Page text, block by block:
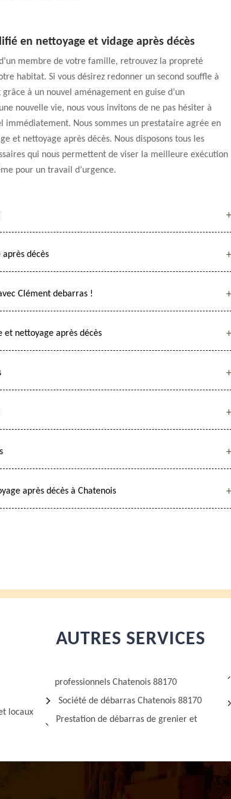
en nettoyage et vidage après décès
membre de votre famille, retrouvez la propreté
habitat. Si vous désirez redonner un second souffle à
à un nouvel aménagement en guise d’un
nouvelle vie, nous vous invitons de ne pas hésiter à
immédiatement. Nous sommes un prestataire agrée en
et nettoyage après décès. Nous disposons tous les
qui nous permettent de viser la meilleure exécution
pour un travail d’urgence.
décès
Clément debarras !
et nettoyage après décès
après décès à Chatenois
AUTRES SERVICES
locaux
professionnels Chatenois 88170
Société de débarras Chatenois 88170
Prestation de débarras de grenier et